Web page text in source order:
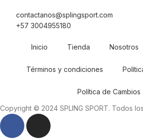
contactanos@splingsport.com
+57 3004955180
Inicio Tienda Nosotros
Términos y condiciones
Política de Cambios
Copyright © 2024 SPLING SPORT. Todos